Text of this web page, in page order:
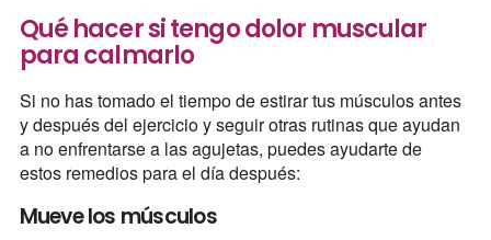
Qué hacer si tengo dolor muscular
para calmarlo
Si no has tomado el tiempo de estirar tus músculos antes
y después del ejercicio y seguir otras rutinas que ayudan
a no enfrentarse a las agujetas, puedes ayudarte de
estos remedios para el día después:
Mueve los músculos